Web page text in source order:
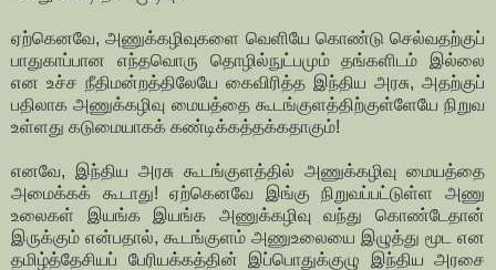
ஏற்கெனவே, அணுக்கழிவுகளை வெளியே கொண்டு செல்வதற்குப்
பாதுகாப்பான எந்தவொரு தொழில்நுட்பமும் தங்களிடம் இல்லை
என உச்ச நீதிமன்றத்திலேயே கைவிரித்த இந்திய அரசு, அதற்குப்
பதிலாக அணுக்கழிவு மையத்தை கூடங்குளத்திற்குள்ளேயே நிறுவ
உள்ளது கடுமையாகக் கண்டிக்கத்தக்கதாகும்!
எனவே, இந்திய அரசு கூடங்குளத்தில் அணுக்கழிவு மையத்தை
அமைக்கக் கூடாது! ஏற்கெனவே இங்கு நிறுவப்பட்டுள்ள அணு
உலைகள் இயங்க இயங்க அணுக்கழிவு வந்து கொண்டேதான்
இருக்கும் என்பதால், கூடங்குளம் அணுஉலையை இழுத்து மூட என
தமிழ்த்தேசியப் பேரியக்கத்தின் இப்பொதுக்குழு இந்திய அரசை